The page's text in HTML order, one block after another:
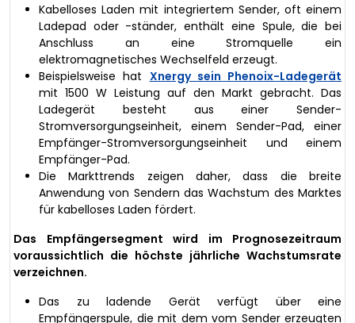
Kabelloses Laden mit integriertem Sender, oft einem
Ladepad oder -ständer, enthält eine Spule, die bei
Anschluss an eine Stromquelle ein
elektromagnetisches Wechselfeld erzeugt.
Beispielsweise hat Xnergy sein Phenoix-Ladegerät
mit 1500 W Leistung auf den Markt gebracht. Das
Ladegerät besteht aus einer Sender-
Stromversorgungseinheit, einem Sender-Pad, einer
Empfänger-Stromversorgungseinheit und einem
Empfänger-Pad.
Die Markttrends zeigen daher, dass die breite
Anwendung von Sendern das Wachstum des Marktes
für kabelloses Laden fördert.
Das Empfängersegment wird im Prognosezeitraum
voraussichtlich die höchste jährliche Wachstumsrate
verzeichnen.
Das zu ladende Gerät verfügt über eine
Empfängerspule, die mit dem vom Sender erzeugten